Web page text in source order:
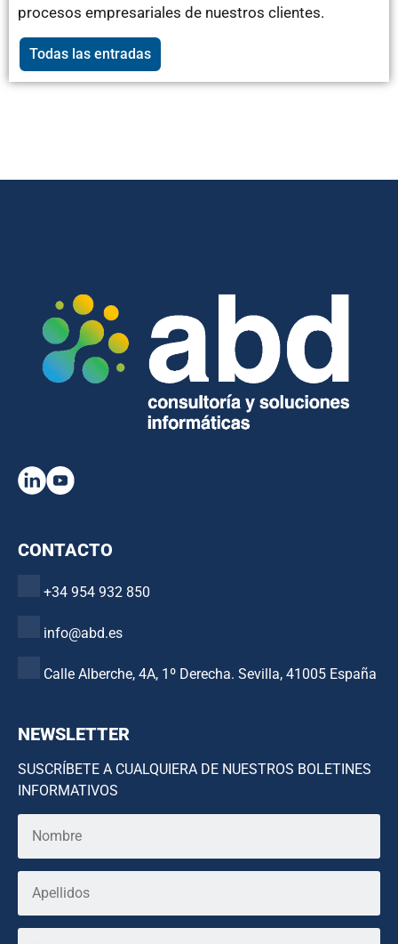
procesos empresariales de nuestros clientes.
Todas las entradas
CONTACTO
+34 954 932 850
info@abd.es
Calle Alberche, 4A, 1º Derecha. Sevilla, 41005 España
NEWSLETTER
SUSCRÍBETE A CUALQUIERA DE NUESTROS BOLETINES
INFORMATIVOS